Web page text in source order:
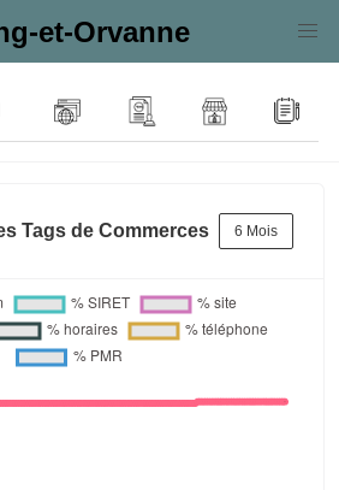
et-Orvanne
Tags de Commerces 6 Mois